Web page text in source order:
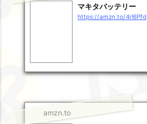
マキタバッテリー
https://amzn.to/4rl6Pfd
amzn.to